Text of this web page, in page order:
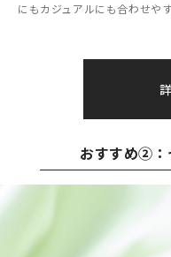
にもカジュアルにも合わせやす
おすすめ②：